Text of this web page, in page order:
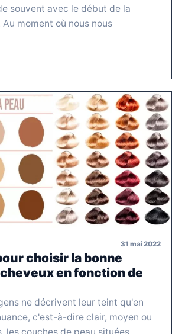
souvent avec le début de la
moment où nous nous
31 mai 2022
choisir la bonne
en fonction de
ne décrivent leur teint qu'en
c'est-à-dire clair, moyen ou
les couches de peau situées…